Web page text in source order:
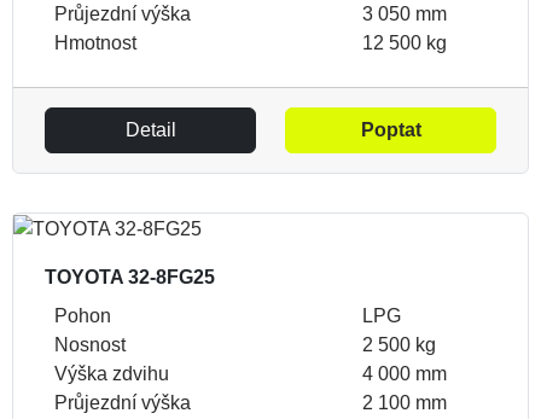
Průjezdní výška
3 050 mm
Hmotnost
12 500 kg
Detail Poptat
TOYOTA 32-8FG25
Pohon
LPG
Nosnost
2 500 kg
Výška zdvihu
4 000 mm
Průjezdní výška
2 100 mm